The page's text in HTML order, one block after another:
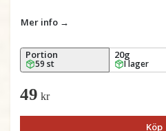
Mer info →
Portion
59 st
20g
I lager
49 kr
Köp